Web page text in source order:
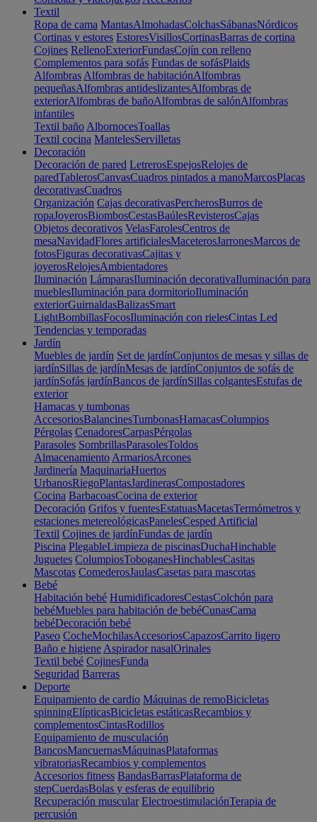
Textil
Ropa de cama MantasAlmohadasColchasSábanasNórdicos
Cortinas y estores EstoresVisillosCortinasBarras de cortina
Cojines RellenoExteriorFundasCojín con relleno
Complementos para sofás Fundas de sofásPlaids
Alfombras Alfombras de habitaciónAlfombras
pequeñasAlfombras antideslizantesAlfombras de
exteriorAlfombras de bañoAlfombras de salónAlfombras
infantiles
Textil baño AlbornocesToallas
Textil cocina MantelesServilletas
Decoración
Decoración de pared LetrerosEspejosRelojes de
paredTablerosCanvasCuadros pintados a manoMarcosPlacas
decorativasCuadros
Organización Cajas decorativasPercherosBurros de
ropaJoyerosBiombosCestasBaúlesRevisterosCajas
Objetos decorativos VelasFarolesCentros de
mesaNavidadFlores artificialesMaceterosJarronesMarcos de
fotosFiguras decorativasCajitas y
joyerosRelojesAmbientadores
Iluminación LámparasIluminación decorativaIluminación para
mueblesIluminación para dormitorioIluminación
exteriorGuirnaldasBalizasSmart
LightBombillasFocosIluminación con rielesCintas Led
Tendencias y temporadas
Jardín
Muebles de jardín Set de jardínConjuntos de mesas y sillas de
jardínSillas de jardínMesas de jardínConjuntos de sofás de
jardínSofás jardínBancos de jardínSillas colgantesEstufas de
exterior
Hamacas y tumbonas
AccesoriosBalancinesTumbonasHamacasColumpios
Pérgolas CenadoresCarpasPérgolas
Parasoles SombrillasParasolesToldos
Almacenamiento ArmariosArcones
Jardinería MaquinariaHuertos
UrbanosRiegoPlantasJardinerasCompostadores
Cocina BarbacoasCocina de exterior
Decoración Grifos y fuentesEstatuasMacetasTermómetros y
estaciones metereológicasPanelesCesped Artificial
Textil Cojines de jardínFundas de jardín
Piscina PlegableLimpieza de piscinasDuchaHinchable
Juguetes ColumpiosToboganesHinchablesCasitas
Mascotas ComederosJaulasCasetas para mascotas
Bebé
Habitación bebé HumidificadoresCestasColchón para
bebéMuebles para habitación de bebéCunasCama
bebéDecoración bebé
Paseo CocheMochilasAccesoriosCapazosCarrito ligero
Baño e higiene Aspirador nasalOrinales
Textil bebé CojinesFunda
Seguridad Barreras
Deporte
Equipamiento de cardio Máquinas de remoBicicletas
spinningElípticasBicicletas estáticasRecambios y
complementosCintasRodillos
Equipamiento de musculación
BancosMancuernasMáquinasPlataformas
vibratoriasRecambios y complementos
Accesorios fitness BandasBarrasPlataforma de
stepCuerdasBolas y esferas de equilibrio
Recuperación muscular ElectroestimulaciónTerapia de
percusión